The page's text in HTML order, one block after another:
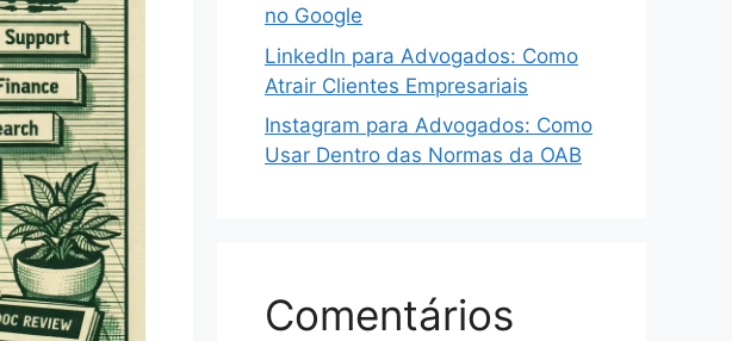
no Google
LinkedIn para Advogados: Como
Atrair Clientes Empresariais
Instagram para Advogados: Como
Usar Dentro das Normas da OAB
Comentários